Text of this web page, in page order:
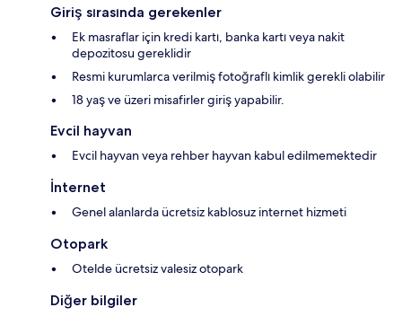
Giriş sırasında gerekenler
Ek masraflar için kredi kartı, banka kartı veya nakit
depozitosu gereklidir
Resmi kurumlarca verilmiş fotoğraflı kimlik gerekli olabilir
18 yaş ve üzeri misafirler giriş yapabilir.
Evcil hayvan
Evcil hayvan veya rehber hayvan kabul edilmemektedir
İnternet
Genel alanlarda ücretsiz kablosuz internet hizmeti
Otopark
Otelde ücretsiz valesiz otopark
Diğer bilgiler